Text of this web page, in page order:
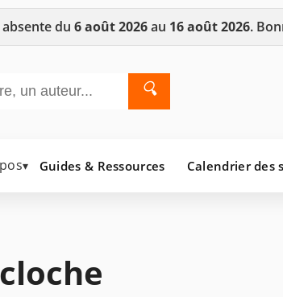
du 6 août 2026au 16 août 2026.
🔍
▾ Guides & Ressources Calendrier des